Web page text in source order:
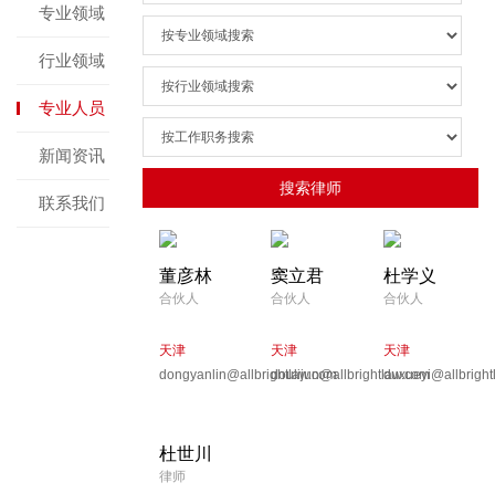
专业领域
行业领域
专业人员
新闻资讯
联系我们
董彦林
合伙人
天津
dongyanlin@allbrightlaw.com
窦立君
合伙人
天津
doulijun@allbrightlaw.com
杜学义
合伙人
天津
杜世川
律师